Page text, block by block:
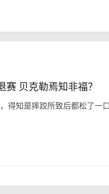
贝克勒焉知非福？
得知是摔跤所致后都松了一